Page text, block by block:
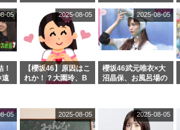
シャルグッズ絶賛販
売受付中
【くりぃむナンタ
ラ】
遠
05
【櫻坂46】原因はこ
れか！？大園玲、B
2025-08-05
櫻坂46武元唯衣×大
沼晶保、お風呂場の
2025-08-05
05 2025-08-05 2025-08-05